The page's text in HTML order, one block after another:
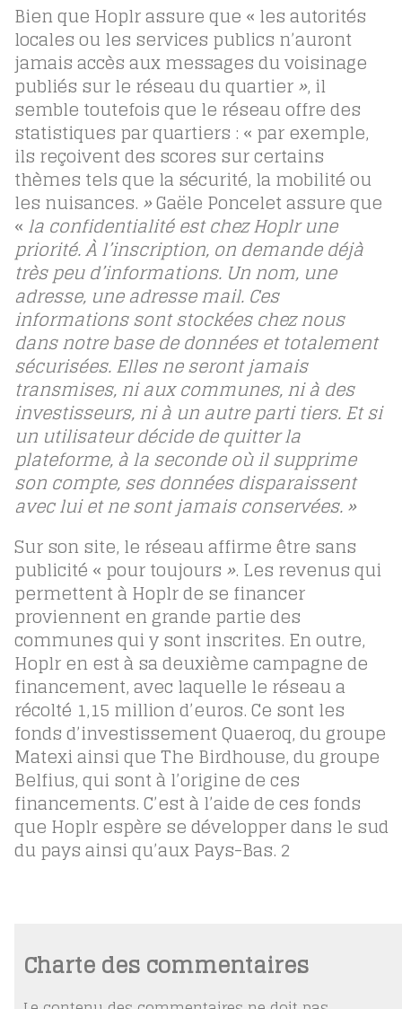
Bien que Hoplr assure que « les autorités
locales ou les services publics n’auront
jamais accès aux messages du voisinage
publiés sur le réseau du quartier», il
semble toutefois que le réseau offre des
statistiques par quartiers : « par exemple,
ils reçoivent des scores sur certains
thèmes tels que la sécurité, la mobilité ou
les nuisances. »Gaële Poncelet assure que
« la confidentialité est chez Hoplr une
priorité. À l’inscription, on demande déjà
très peu d’informations. Un nom, une
adresse, une adresse mail. Ces
informations sont stockées chez nous
dans notre base de données et totalement
sécurisées. Elles ne seront jamais
transmises, ni aux communes, ni à des
investisseurs, ni à un autre parti tiers. Et si
un utilisateur décide de quitter la
plateforme, à la seconde où il supprime
son compte, ses données disparaissent
avec lui et ne sont jamais conservées. »
Sur son site, le réseau affirme être sans
publicité « pour toujours ». Les revenus qui
permettent à Hoplr de se financer
proviennent en grande partie des
communes qui y sont inscrites. En outre,
Hoplr en est à sa deuxième campagne de
financement, avec laquelle le réseau a
récolté 1,15 million d’euros. Ce sont les
fonds d’investissement Quaeroq, du groupe
Matexi ainsi que The Birdhouse, du groupe
Belfius, qui sont à l’origine de ces
financements. C’est à l’aide de ces fonds
que Hoplr espère se développer dans le sud
du pays ainsi qu’aux Pays-Bas. 2
Charte des commentaires